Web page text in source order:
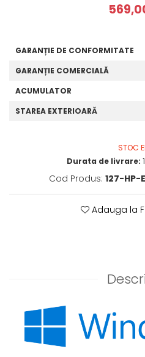
GARANȚIE DE CONFORMITATE
GARANȚIE COMERCIALĂ
ACUMULATOR
STAREA EXTERIOARĂ
STOC
Durata de livrare:
Cod Produs: 127-
Adauga la